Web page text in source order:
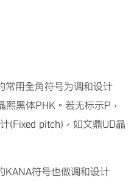
常用全角符号为调和设计
黑体PHK。若无标示P，
(Fixed pitch)，如文鼎UD晶
KANA符号也做调和设计